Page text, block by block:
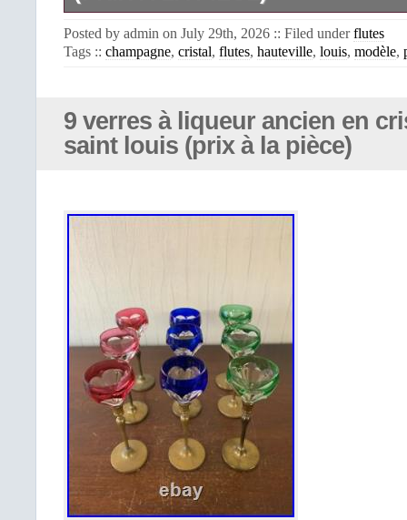
Saint Louis (prix à la pièce).
filet or en parfait état. Prix à la
vous enverrai une facture
d’envoi au plus juste avant votre
protégé et sécurisé.
Posted by admin on July 29th, 2026 :: Filed underflutes
Tags :: champagne, cristal, flutes, hauteville, louis, modèle,
9 verres à liqueur ancien en
saint louis (prix à la pièce)